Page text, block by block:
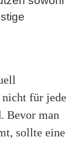
für jede
Bevor man
sollte eine